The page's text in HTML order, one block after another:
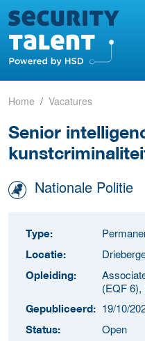
Home Vacatures
Senior
Nationale Politie
Type:
Locatie:
Opleiding:
(EQF
Gepubliceerd: 19/10/
Status: Open